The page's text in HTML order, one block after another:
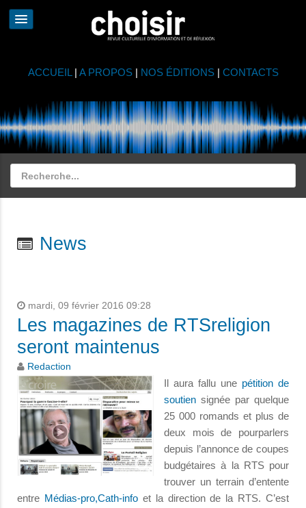
ACCUEIL | A PROPOS| NOS ÉDITIONS| CONTACTS
News
mardi, 09 février 2016 09:28
Les magazines de RTSreligion
seront maintenus
Redaction
Il aura fallu une pétition de
soutien signée par quelque
25 000 romands et plus de
deux mois de pourparlers
depuis l’annonce de coupes
budgétaires à la RTS pour
trouver un terrain d’entente
entre Médias-pro,Cath-infoet la direction de la RTS. C’est